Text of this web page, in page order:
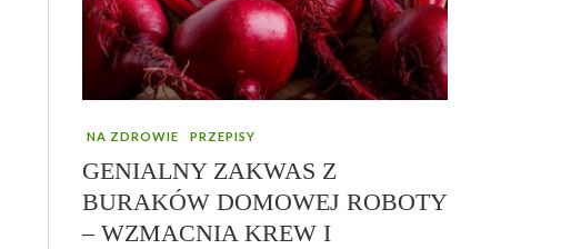
NA ZDROWIE PRZEPISY
GENIALNY ZAKWAS Z
BURAKÓW DOMOWEJ ROBOTY
– WZMACNIA KREW I